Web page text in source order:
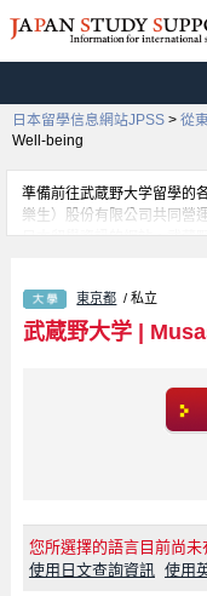
日本留學信息網站JPSS > 從
Well-being
準備前往武蔵野大学留學的
樂生）股份有限公司共同營
日本留學資訊的網站。武蔵
刊載在此網站。有需要武蔵
詢。另外，此網站上也有刊
門學校等資訊。
東京都 / 私立
武蔵野大学|
您所選擇的語言目前尚
使用日文查詢資訊 使用